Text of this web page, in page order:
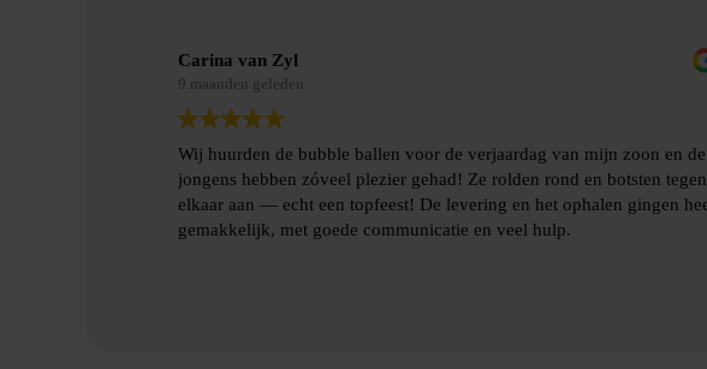
Merel Bosman
9 maanden geleden
Wij hebben met vriendenweekend gebruik gemaakt van Bubbelbal, een
hilarische ervaring!!
Heel fijn contact gehad over de levering en het ophalen van de